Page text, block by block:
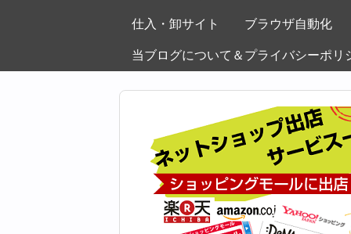
仕入・卸サイト ブラウザ自動化
当ブログについて＆プライバシーポリ